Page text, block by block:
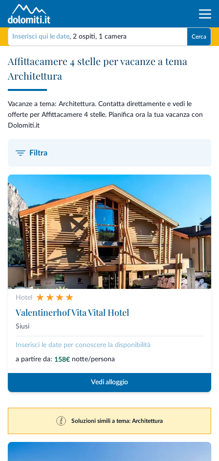
Inserisci qui le date, 2 ospiti, 1 camera Cerca
Affittacamere 4 stelle per vacanze a tema
Architettura
Vacanze a tema: Architettura. Contatta direttamente e vedi le
offerte per Affittacamere 4 stelle. Pianifica ora la tua vacanza con
Dolomiti.it
Filtra
Hotel
Valentinerhof Vita Vital Hotel
Siusi
Inserisci le date per conoscere la disponibilità
a partire da: 158€ notte/persona
Vedi alloggio
Soluzioni simili a tema: Architettura